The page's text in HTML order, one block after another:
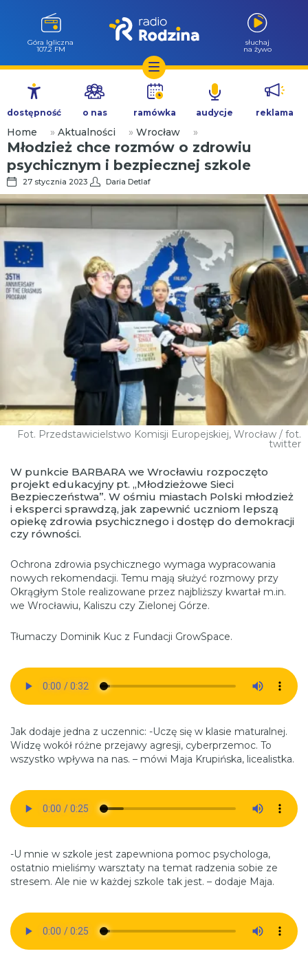
Przejdź
treści
Góra Igliczna
107.2 FM
słuchaj
na żywo
dostępność o nas ramówka audycje reklama
Home » Aktualności » Wrocław »
Młodzież chce rozmów o zdrowiu
psychicznym i bezpiecznej szkole
27 stycznia 2023 Daria Detlaf
Fot. Przedstawicielstwo Komisji Europejskiej, Wrocław / fot.
twitter
W punkcie BARBARA we Wrocławiu rozpoczęto
projekt edukacyjny pt. „Młodzieżowe Sieci
Bezpieczeństwa”. W ośmiu miastach Polski młodzież
i eksperci sprawdzą, jak zapewnić uczniom lepszą
opiekę zdrowia psychicznego i dostęp do demokracji
czy równości.
Ochrona zdrowia psychicznego wymaga wypracowania
nowych rekomendacji. Temu mają służyć rozmowy przy
Okrągłym Stole realizowane przez najbliższy kwartał m.in.
we Wrocławiu, Kaliszu czy Zielonej Górze.
Tłumaczy Dominik Kuc z Fundacji GrowSpace.
Jak dodaje jedna z uczennic: -Uczę się w klasie maturalnej.
Widzę wokół różne przejawy agresji, cyberprzemoc. To
wszystko wpływa na nas. – mówi Maja Krupińska, licealistka.
-U mnie w szkole jest zapewniona pomoc psychologa,
ostatnio mieliśmy warsztaty na temat radzenia sobie ze
stresem. Ale nie w każdej szkole tak jest. – dodaje Maja.